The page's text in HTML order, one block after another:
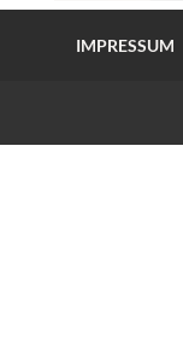
IMPRESSUM